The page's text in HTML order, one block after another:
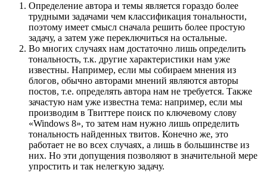
Определение автора и темы является гораздо более
трудными задачами чем классификация тональности,
поэтому имеет смысл сначала решить более простую
задачу, а затем уже переключиться на остальные.
Во многих случаях нам достаточно лишь определить
тональность, т.к. другие характеристики нам уже
известны. Например, если мы собираем мнения из
блогов, обычно авторами мнений являются авторы
постов, т.е. определять автора нам не требуется. Также
зачастую нам уже известна тема: например, если мы
производим в Твиттере поиск по ключевому слову
«Windows 8», то затем нам нужно лишь определить
тональность найденных твитов. Конечно же, это
работает не во всех случаях, а лишь в большинстве из
них. Но эти допущения позволяют в значительной мере
упростить и так нелегкую задачу.